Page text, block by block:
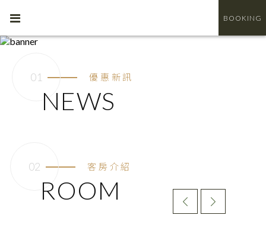
優惠新訊
NEWS
客房介紹
ROOM
BOOKING